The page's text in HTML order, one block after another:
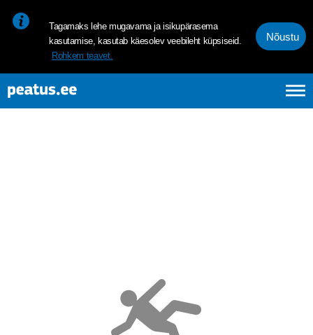
Tagamaks lehe mugavama ja isikupärasema
kasutamise, kasutab käesolev veebileht küpsiseid.
Rohkem teavet.
Nõustu